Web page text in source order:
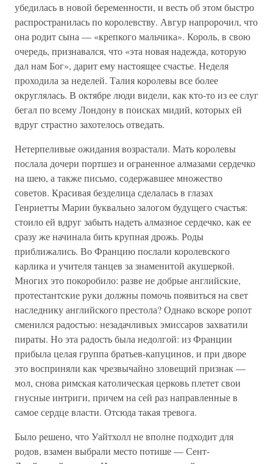
убедилась в новой беременности, и весть об этом быстро
распространилась по королевству. Авгур напророчил, что
она родит сына — «крепкого мальчика». Король, в свою
очередь, признавался, что «эта новая надежда, которую
дал нам Бог», дарит ему настоящее счастье. Неделя
проходила за неделей. Талия королевы все более
округлялась. В октябре люди видели, как кто-то из ее слуг
бегал по всему Лондону в поисках мидий, которых ей
вдруг страстно захотелось отведать.
Нетерпеливые ожидания возрастали. Мать королевы
послала дочери портшез и ограненное алмазами сердечко
на шею, а также письмо, содержавшее множество
советов. Красивая безделица сделалась в глазах
Генриетты Марии буквально залогом будущего счастья:
стоило ей вдруг забыть надеть алмазное сердечко, как ее
сразу же начинала бить крупная дрожь. Роды
приближались. Во Францию послали королевского
карлика и учителя танцев за знаменитой акушеркой.
Многих это покоробило: разве не добрые английские,
протестантские руки должны помочь появиться на свет
наследнику английского престола? Однако вскоре ропот
сменился радостью: незадачливых эмиссаров захватили
пираты. Но эта радость была недолгой: из Франции
прибыла целая группа братьев-капуцинов, и при дворе
это восприняли как чрезвычайно зловещий признак —
мол, снова римская католическая церковь плетет свои
гнусные интриги, причем на сей раз направленные в
самое сердце власти. Отсюда такая тревога.
Было решено, что Уайтхолл не вполне подходит для
родов, взамен выбрали место потише — Сент-